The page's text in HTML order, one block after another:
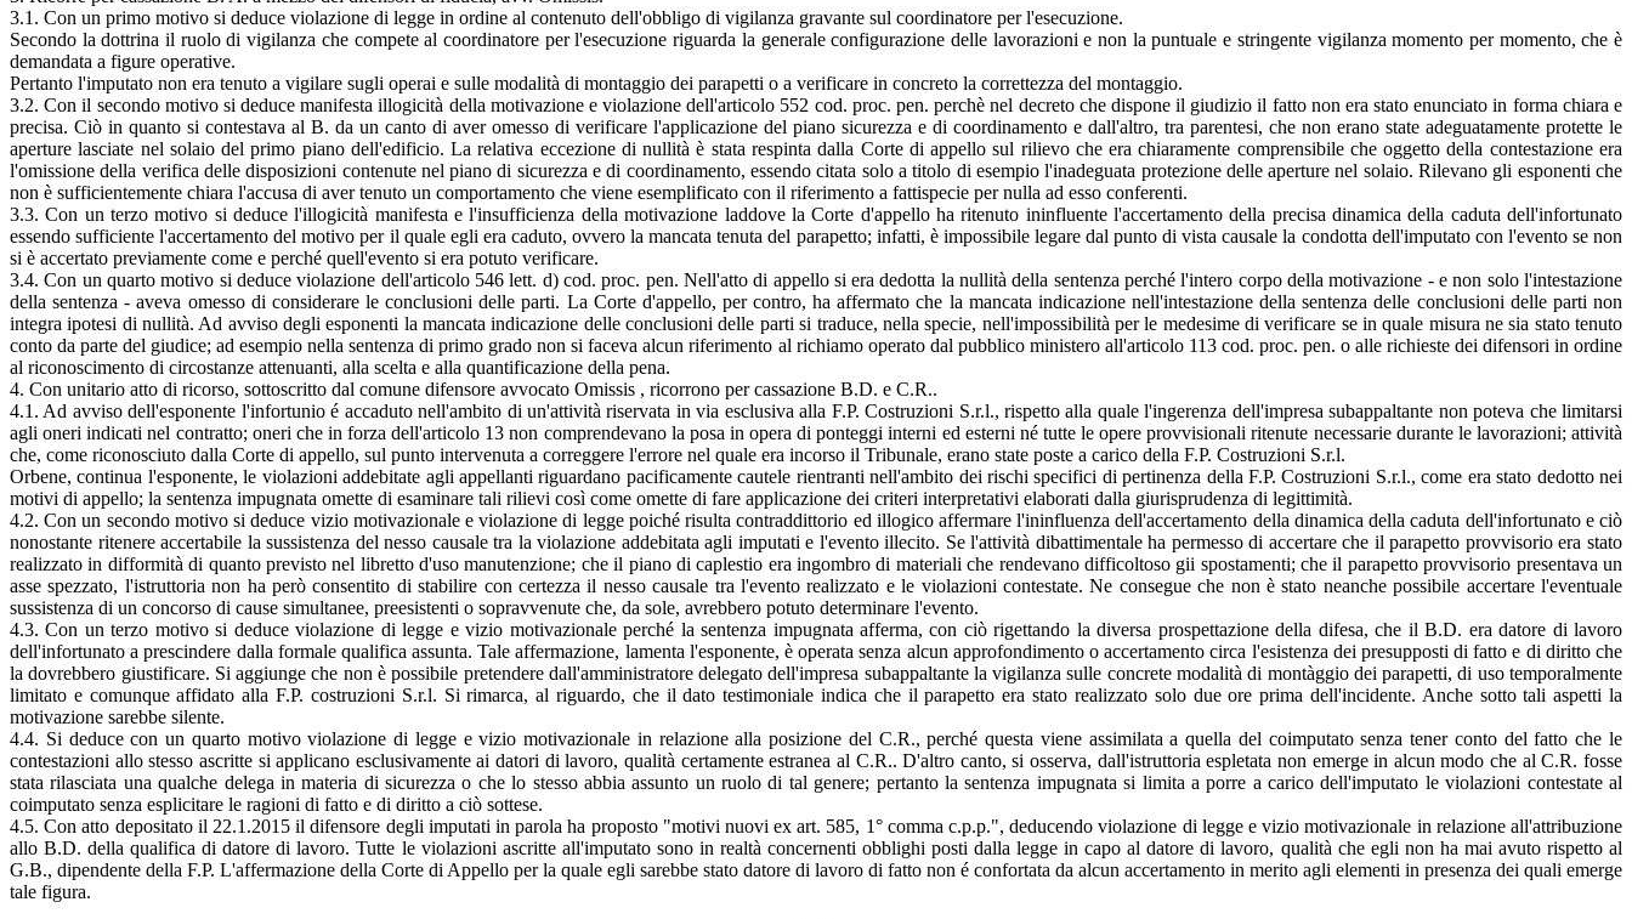
3.1. Con un primo motivo si deduce violazione di legge in ordine al contenuto dell'obbligo di vigilanza gravante sul coordinatore per l'esecuzione.
Secondo la dottrina il ruolo di vigilanza che compete al coordinatore per l'esecuzione riguarda la generale configurazione delle lavorazioni e non la puntuale e stringente vigilanza momento per momento, che è
demandata a figure operative.
Pertanto l'imputato non era tenuto a vigilare sugli operai e sulle modalità di montaggio dei parapetti o a verificare in concreto la correttezza del montaggio.
3.2. Con il secondo motivo si deduce manifesta illogicità della motivazione e violazione dell'articolo 552 cod. proc. pen. perchè nel decreto che dispone il giudizio il fatto non era stato enunciato in forma chiara e
precisa. Ciò in quanto si contestava al B. da un canto di aver omesso di verificare l'applicazione del piano sicurezza e di coordinamento e dall'altro, tra parentesi, che non erano state adeguatamente protette le
aperture lasciate nel solaio del primo piano dell'edificio. La relativa eccezione di nullità è stata respinta dalla Corte di appello sul rilievo che era chiaramente comprensibile che oggetto della contestazione era
l'omissione della verifica delle disposizioni contenute nel piano di sicurezza e di coordinamento, essendo citata solo a titolo di esempio l'inadeguata protezione delle aperture nel solaio. Rilevano gli esponenti che
non è sufficientemente chiara l'accusa di aver tenuto un comportamento che viene esemplificato con il riferimento a fattispecie per nulla ad esso conferenti.
3.3. Con un terzo motivo si deduce l'illogicità manifesta e l'insufficienza della motivazione laddove la Corte d'appello ha ritenuto ininfluente l'accertamento della precisa dinamica della caduta dell'infortunato
essendo sufficiente l'accertamento del motivo per il quale egli era caduto, ovvero la mancata tenuta del parapetto; infatti, è impossibile legare dal punto di vista causale la condotta dell'imputato con l'evento se non
si è accertato previamente come e perché quell'evento si era potuto verificare.
3.4. Con un quarto motivo si deduce violazione dell'articolo 546 lett. d) cod. proc. pen. Nell'atto di appello si era dedotta la nullità della sentenza perché l'intero corpo della motivazione - e non solo l'intestazione
della sentenza - aveva omesso di considerare le conclusioni delle parti. La Corte d'appello, per contro, ha affermato che la mancata indicazione nell'intestazione della sentenza delle conclusioni delle parti non
integra ipotesi di nullità. Ad avviso degli esponenti la mancata indicazione delle conclusioni delle parti si traduce, nella specie, nell'impossibilità per le medesime di verificare se in quale misura ne sia stato tenuto
conto da parte del giudice; ad esempio nella sentenza di primo grado non si faceva alcun riferimento al richiamo operato dal pubblico ministero all'articolo 113 cod. proc. pen. o alle richieste dei difensori in ordine
al riconoscimento di circostanze attenuanti, alla scelta e alla quantificazione della pena.
4. Con unitario atto di ricorso, sottoscritto dal comune difensore avvocato Omissis , ricorrono per cassazione B.D. e C.R..
4.1. Ad avviso dell'esponente l'infortunio é accaduto nell'ambito di un'attività riservata in via esclusiva alla F.P. Costruzioni S.r.l., rispetto alla quale l'ingerenza dell'impresa subappaltante non poteva che limitarsi
agli oneri indicati nel contratto; oneri che in forza dell'articolo 13 non comprendevano la posa in opera di ponteggi interni ed esterni né tutte le opere provvisionali ritenute necessarie durante le lavorazioni; attività
che, come riconosciuto dalla Corte di appello, sul punto intervenuta a correggere l'errore nel quale era incorso il Tribunale, erano state poste a carico della F.P. Costruzioni S.r.l.
Orbene, continua l'esponente, le violazioni addebitate agli appellanti riguardano pacificamente cautele rientranti nell'ambito dei rischi specifici di pertinenza della F.P. Costruzioni S.r.l., come era stato dedotto nei
motivi di appello; la sentenza impugnata omette di esaminare tali rilievi così come omette di fare applicazione dei criteri interpretativi elaborati dalla giurisprudenza di legittimità.
4.2. Con un secondo motivo si deduce vizio motivazionale e violazione di legge poiché risulta contraddittorio ed illogico affermare l'ininfluenza dell'accertamento della dinamica della caduta dell'infortunato e ciò
nonostante ritenere accertabile la sussistenza del nesso causale tra la violazione addebitata agli imputati e l'evento illecito. Se l'attività dibattimentale ha permesso di accertare che il parapetto provvisorio era stato
realizzato in difformità di quanto previsto nel libretto d'uso manutenzione; che il piano di caplestio era ingombro di materiali che rendevano difficoltoso gii spostamenti; che il parapetto provvisorio presentava un
asse spezzato, l'istruttoria non ha però consentito di stabilire con certezza il nesso causale tra l'evento realizzato e le violazioni contestate. Ne consegue che non è stato neanche possibile accertare l'eventuale
sussistenza di un concorso di cause simultanee, preesistenti o sopravvenute che, da sole, avrebbero potuto determinare l'evento.
4.3. Con un terzo motivo si deduce violazione di legge e vizio motivazionale perché la sentenza impugnata afferma, con ciò rigettando la diversa prospettazione della difesa, che il B.D. era datore di lavoro
dell'infortunato a prescindere dalla formale qualifica assunta. Tale affermazione, lamenta l'esponente, è operata senza alcun approfondimento o accertamento circa l'esistenza dei presupposti di fatto e di diritto che
la dovrebbero giustificare. Si aggiunge che non è possibile pretendere dall'amministratore delegato dell'impresa subappaltante la vigilanza sulle concrete modalità di montàggio dei parapetti, di uso temporalmente
limitato e comunque affidato alla F.P. costruzioni S.r.l. Si rimarca, al riguardo, che il dato testimoniale indica che il parapetto era stato realizzato solo due ore prima dell'incidente. Anche sotto tali aspetti la
motivazione sarebbe silente.
4.4. Si deduce con un quarto motivo violazione di legge e vizio motivazionale in relazione alla posizione del C.R., perché questa viene assimilata a quella del coimputato senza tener conto del fatto che le
contestazioni allo stesso ascritte si applicano esclusivamente ai datori di lavoro, qualità certamente estranea al C.R.. D'altro canto, si osserva, dall'istruttoria espletata non emerge in alcun modo che al C.R. fosse
stata rilasciata una qualche delega in materia di sicurezza o che lo stesso abbia assunto un ruolo di tal genere; pertanto la sentenza impugnata si limita a porre a carico dell'imputato le violazioni contestate al
coimputato senza esplicitare le ragioni di fatto e di diritto a ciò sottese.
4.5. Con atto depositato il 22.1.2015 il difensore degli imputati in parola ha proposto "motivi nuovi ex art. 585, 1° comma c.p.p.", deducendo violazione di legge e vizio motivazionale in relazione all'attribuzione
allo B.D. della qualifica di datore di lavoro. Tutte le violazioni ascritte all'imputato sono in realtà concernenti obblighi posti dalla legge in capo al datore di lavoro, qualità che egli non ha mai avuto rispetto al
G.B., dipendente della F.P. L'affermazione della Corte di Appello per la quale egli sarebbe stato datore di lavoro di fatto non é confortata da alcun accertamento in merito agli elementi in presenza dei quali emerge
tale figura.